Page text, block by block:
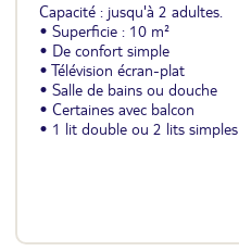
Capacité : jusqu'à 2 adultes.
• Superficie : 10 m²
• De confort simple
• Télévision écran-plat
• Salle de bains ou douche
• Certaines avec balcon
• 1 lit double ou 2 lits simples